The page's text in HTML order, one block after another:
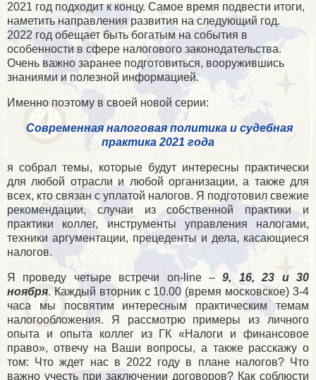
2021 год подходит к концу. Самое время подвести итоги,
наметить направления развития на следующий год.
2022 год обещает быть богатым на события в
особенности в сфере налогового законодательства.
Очень важно заранее подготовиться, вооружившись
знаниями и полезной информацией.
Именно поэтому в своей новой серии:
Современная налоговая политика и судебная
практика 2021 года
я собрал темы, которые будут интересны практически
для любой отрасли и любой организации, а также для
всех, кто связан с уплатой налогов. Я подготовил свежие
рекомендации, случаи из собственной практики и
практики коллег, инструменты управления налогами,
техники аргументации, прецеденты и дела, касающиеся
налогов.
Я проведу четыре встречи on-line–9, 16, 23 и 30
ноября. Каждый вторник с 10.00 (время московское) 3-4
часа мы посвятим интересным практическим темам
налогообложения. Я рассмотрю примеры из личного
опыта и опыта коллег из ГК «Налоги и финансовое
право», отвечу на Ваши вопросы, а также расскажу о
том: Что ждет нас в 2022 году в плане налогов? Что
важно учесть при заключении договоров? Как соблюсти